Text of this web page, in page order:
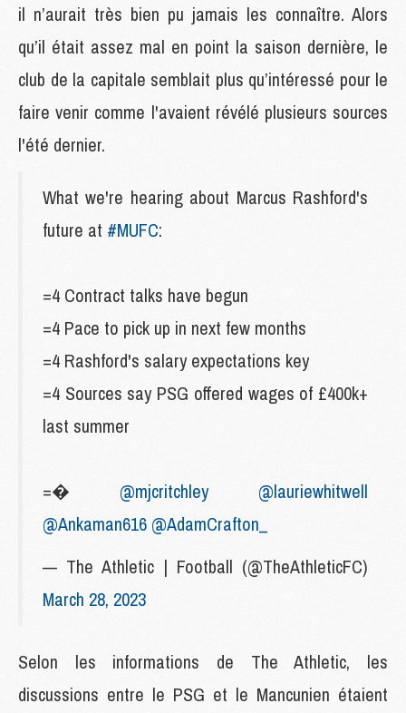
il n’aurait très bien pu jamais les connaître. Alors
qu’il était assez mal en point la saison dernière, le
club de la capitale semblait plus qu’intéressé pour le
faire venir comme l'avaient révélé plusieurs sources
l'été dernier.
What we're hearing about Marcus Rashford's
future at #MUFC:
=4 Contract talks have begun
=4 Pace to pick up in next few months
=4 Rashford's salary expectations key
=4 Sources say PSG offered wages of £400k+
last summer
=� @mjcritchley
@lauriewhitwell
@Ankaman616 @AdamCrafton_
— The Athletic | Football (@TheAthleticFC)
March 28, 2023
Selon les informations de The Athletic, les
discussions entre le PSG et le Mancunien étaient